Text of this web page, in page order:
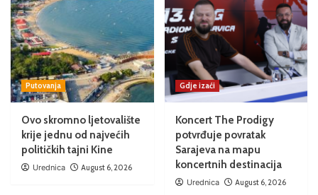
Putovanja
Ovo skromno ljetovalište
krije jednu od najvećih
političkih tajni Kine
Urednica August 6, 2026
Gdje izaći
Koncert The Prodigy
potvrđuje povratak
Sarajeva na mapu
koncertnih destinacija
Urednica August 6, 2026